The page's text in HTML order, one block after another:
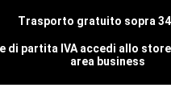
Trasporto gratuito sopra
di partita IVA accedi allo
area business